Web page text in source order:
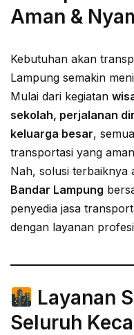
Aman &
Kebutuhan akan
Lampung semakin
Mulai dari kegiatan
sekolah, perjalanan
keluarga besar,
transportasi yang
Nah, solusi terbaiknya
Bandar Lampung
penyedia jasa
dengan layanan
Layanan
Seluruh